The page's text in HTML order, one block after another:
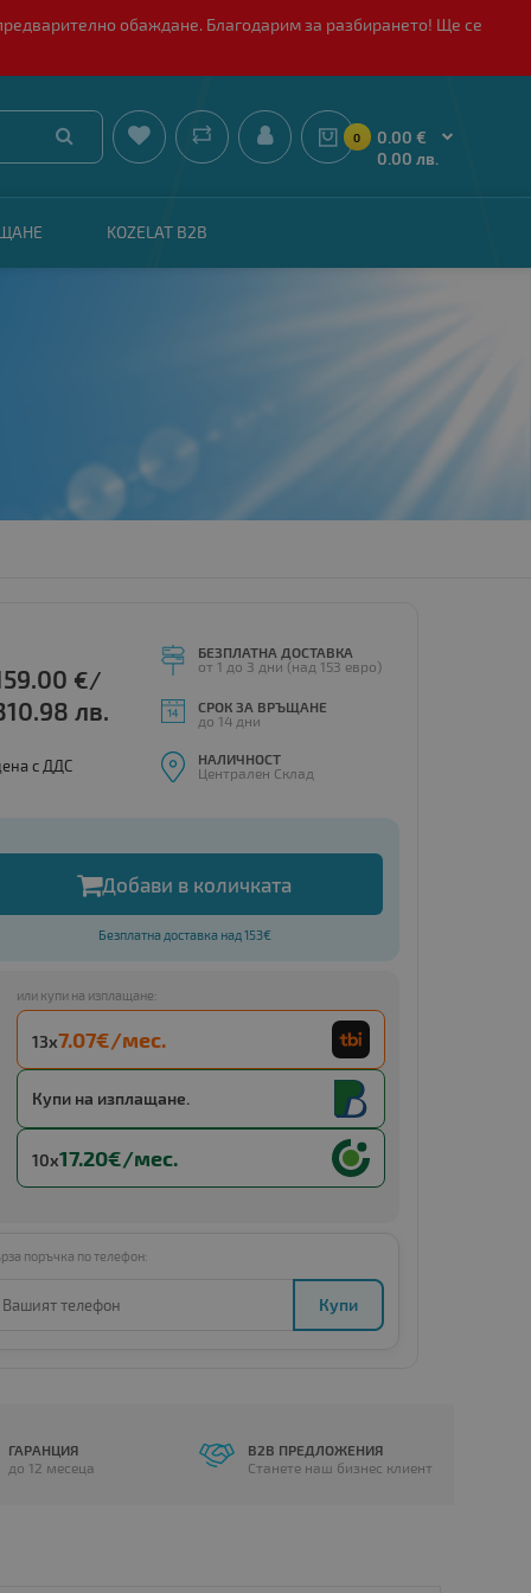
обаждане. Благодарим за разбирането! Ще се
 0

0.00 €
0.00 лв.
KOZELAT B2B
€/
лв.
с ДДС
БЕЗПЛАТНА ДОСТАВКА
от 1 до 3 дни (над 153 евро)
СРОК ЗА ВРЪЩАНЕ
до 14 дни
НАЛИЧНОСТ
Централен Склад
Добави в количката
Безплатна доставка над 153€
или купи на изплащане:
Купи с
13 x €13.82
13x7.07€/мес.
Купи на изплащане.
10x17.20€/мес.
поръчка по телефон:
Купи
ГАРАНЦИЯ
до 12 месеца
B2B ПРЕДЛОЖЕНИЯ
Станете наш бизнес клиент